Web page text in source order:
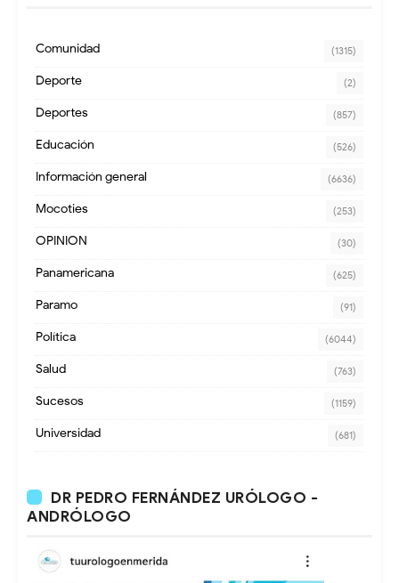
Comunidad (1315)
Deporte (2)
Deportes (857)
Educación (526)
Información general (6636)
Mocoties (253)
OPINION (30)
Panamericana (625)
Paramo (91)
Política (6044)
Salud (763)
Sucesos (1159)
Universidad (681)
DR PEDRO FERNÁNDEZ URÓLOGO -
ANDRÓLOGO